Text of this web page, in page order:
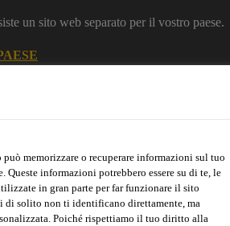
un sito web separato per il vostro paese.
memorizzare o recuperare informazioni sul tuo
Queste informazioni potrebbero essere su di te, le
in gran parte per far funzionare il sito
di solito non ti identificano direttamente, ma
Poiché rispettiamo il tuo diritto alla